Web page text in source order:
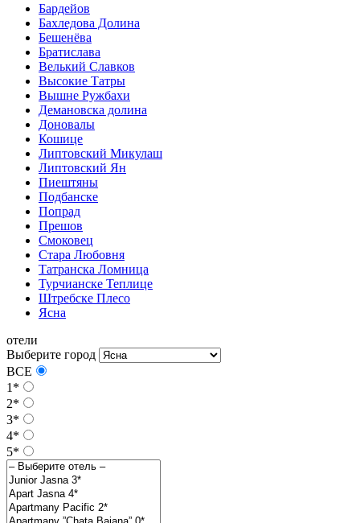
Бардейов
Бахледова Долина
Бешенёва
Братислава
Велький Славков
Высокие Татры
Вышне Ружбахи
Демановска долина
Доновалы
Кошице
Липтовский Микулаш
Липтовский Ян
Пиештяны
Подбанске
Попрад
Прешов
Смоковец
Стара Любовня
Татранска Ломница
Турчианске Теплице
Штребске Плесо
Ясна
отели
Выберите город
ВСЕ
1*
2*
3*
4*
5*